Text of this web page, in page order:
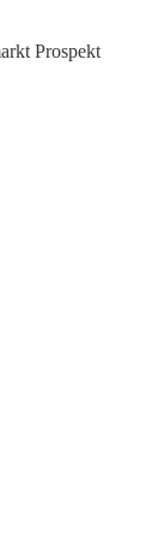
Prospekt